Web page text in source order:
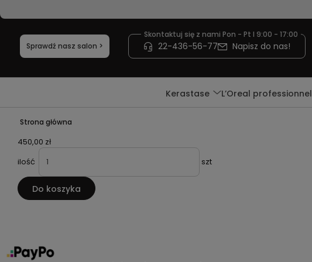
Sprawdź nasz salon >
Skontaktuj się z nami Pon - Pt I 9:00 - 17:00
22-436-56-77 Napisz do nas!
Kerastase L’Oreal professionnel
Strona główna
450,00 zł
ilość
szt
Do koszyka